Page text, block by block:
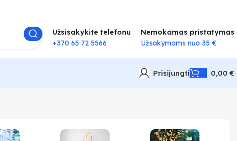
Užsisakykite telefonu
+370 65 72 5566
Nemokamas pristatymas
Užsakymams nuo 35 €
Prisijungti 0,00€